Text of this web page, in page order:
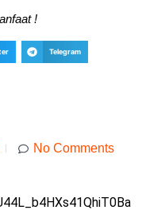
!
Telegram
No Comments